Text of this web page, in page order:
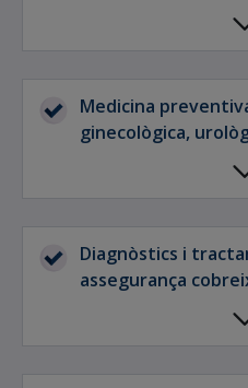
més completes,
serveis vinculats a
Medicina
ginecològica,
Diagnòstics i
assegurança
diagnòstic amb
no requereixin